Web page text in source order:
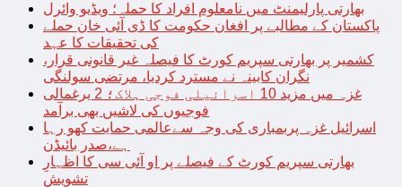
بھارتی پارلیمنٹ میں نامعلوم افراد کا حملہ؛ ویڈیو وائرل
پاکستان کے مطالبے پر افغان حکومت کا ڈی آئی خان حملے
کی تحقیقات کا عہد
کشمیر پر بھارتی سپریم کورٹ کا فیصلہ غیر قانونی قرار،
نگران کابینہ نے مسترد کردیا، مرتضی سولنگی
غزہ میں مزید 10 اسرائیلی فوجی ہلاک؛ 2 یرغمالی
فوجیوں کی لاشیں بھی برآمد
اسرائیل غزہ پربمباری کی وجہ سےعالمی حمایت کھو رہا
ہے،صدر بائیڈن
بھارتی سپریم کورٹ کے فیصلے پر او آئی سی کا اظہارِ
تشویش